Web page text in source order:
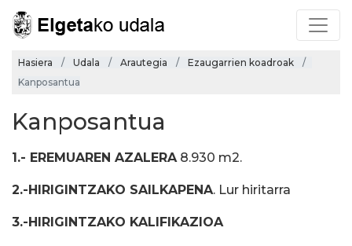
Hasiera Udala Arautegia
Ezaugarrien koadroak
Kanposantua
Kanposantua
1.- EREMUAREN AZALERA8.930 m2.
2.-HIRIGINTZAKO SAILKAPENA. Lur hiritarra
3.-HIRIGINTZAKO KALIFIKAZIOA